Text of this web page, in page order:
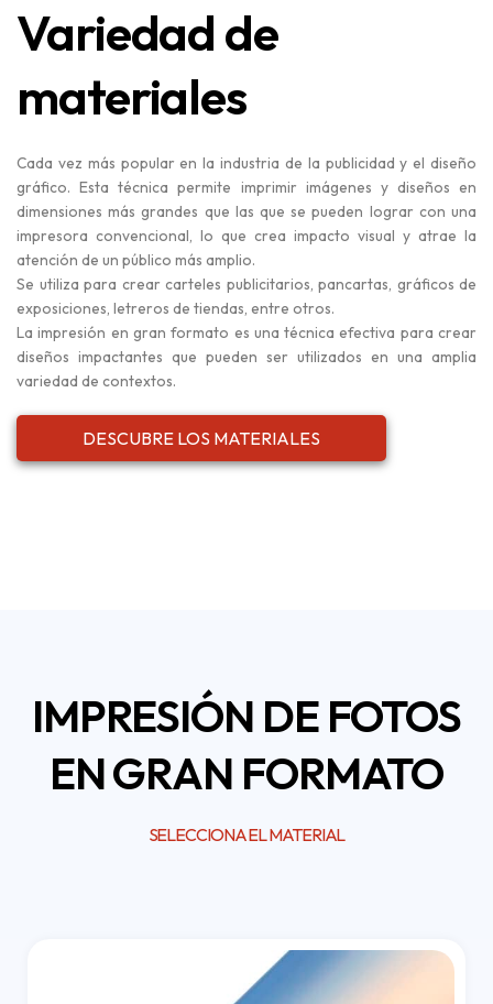
Variedad de
materiales
Cada vez más popular en la industria de la publicidad y el diseño
gráfico. Esta técnica permite imprimir imágenes y diseños en
dimensiones más grandes que las que se pueden lograr con una
impresora convencional, lo que crea impacto visual y atrae la
atención de un público más amplio.
Se utiliza para crear carteles publicitarios, pancartas, gráficos de
exposiciones, letreros de tiendas, entre otros.
La impresión en gran formato es una técnica efectiva para crear
diseños impactantes que pueden ser utilizados en una amplia
variedad de contextos.
DESCUBRE LOS MATERIALES
IMPRESIÓN DE FOTOS
EN GRAN FORMATO
SELECCIONA EL MATERIAL